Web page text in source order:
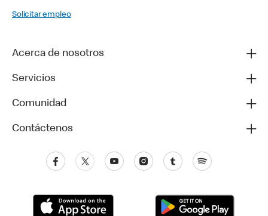
Solicitar empleo
Acerca de nosotros
Servicios
Comunidad
Contáctenos